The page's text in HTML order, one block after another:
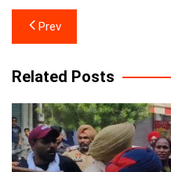
Post
navigation
Prev
Related Posts